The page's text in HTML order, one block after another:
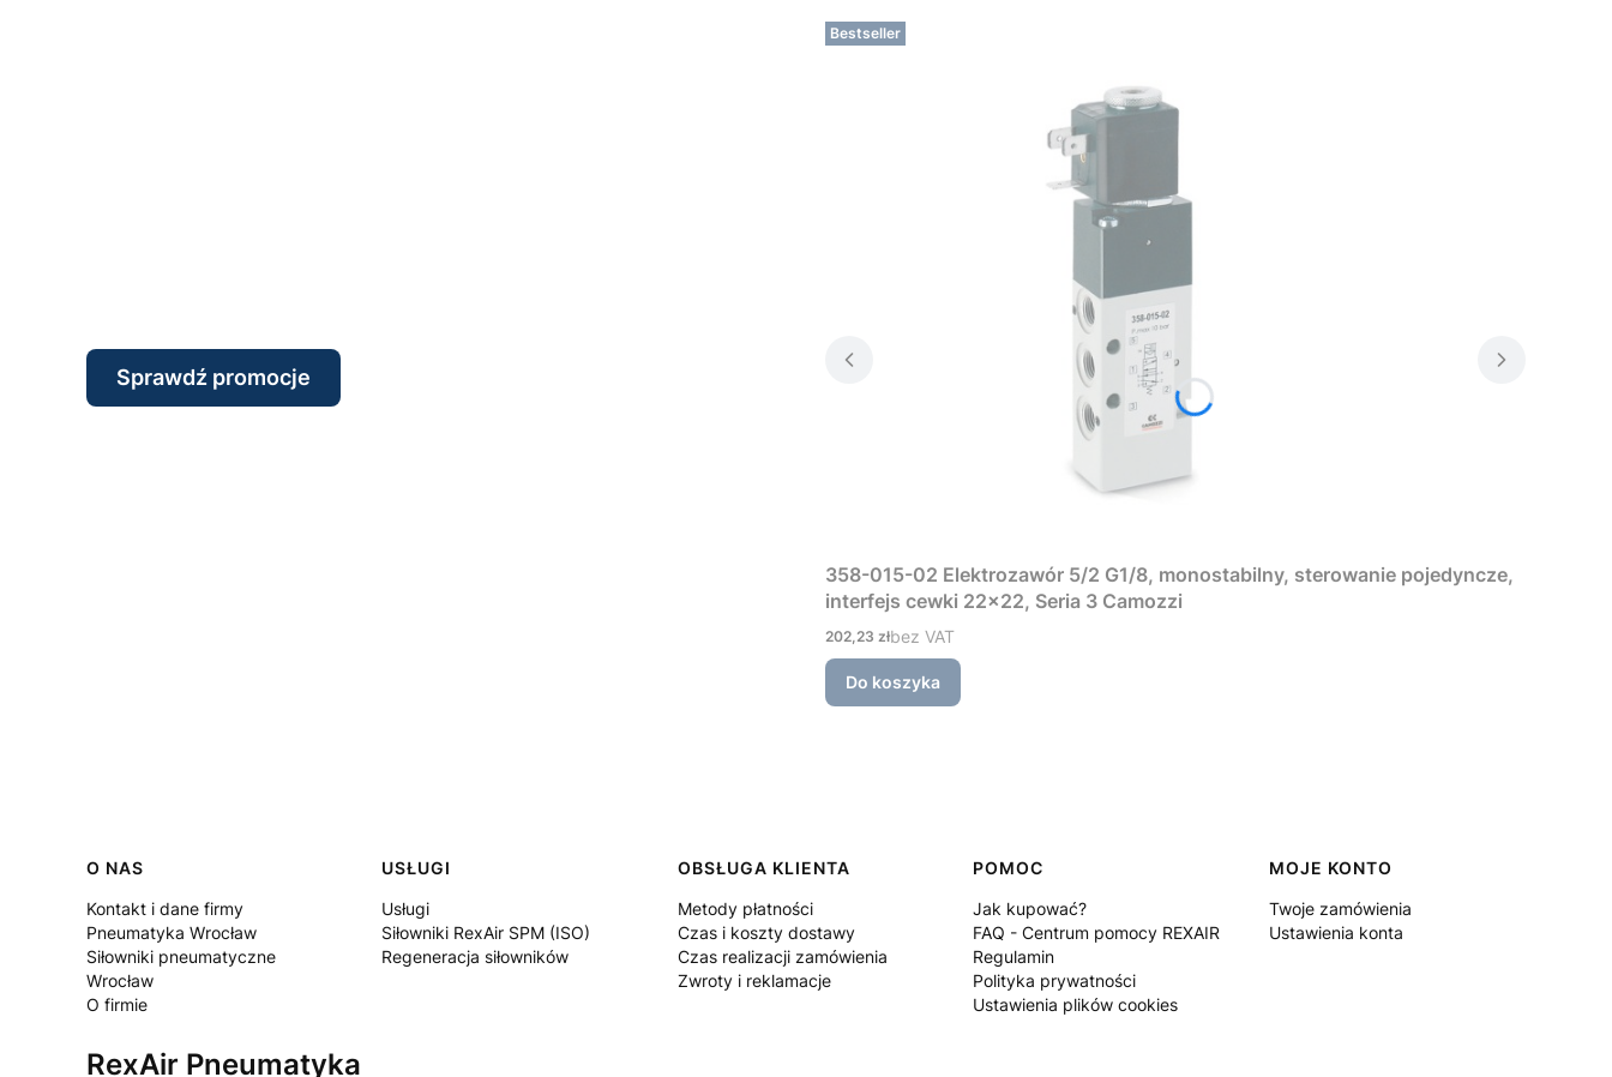
Sprawdź promocje
Bestseller
358-015-02 Elektrozawór 5/2 G1/8, monostabilny, sterowanie pojedyncze,
interfejs cewki 22×22, Seria 3 Camozzi
Cena
202,23 złbez VAT
Do koszyka
Linki w stopce
O NAS
Kontakt i dane firmy
Pneumatyka Wrocław
Siłowniki pneumatyczne
Wrocław
O firmie
USŁUGI
Usługi
Siłowniki RexAir SPM (ISO)
Regeneracja siłowników
OBSŁUGA KLIENTA
Metody płatności
Czas i koszty dostawy
Czas realizacji zamówienia
Zwroty i reklamacje
POMOC
Jak kupować?
FAQ - Centrum pomocy REXAIR
Regulamin
Polityka prywatności
Ustawienia plików cookies
MOJE KONTO
Twoje zamówienia
Ustawienia konta
RexAir Pneumatyka